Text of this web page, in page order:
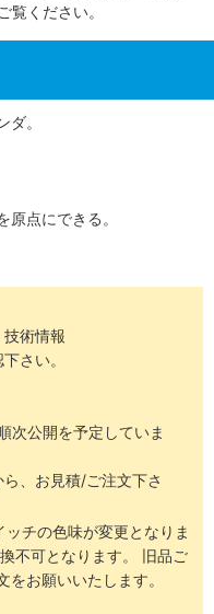
覧ください。
。
原点にできる。
術情報
さい。
次公開を予定していま
ら、お見積/ご注文下さ
チの色味が変更となりま
不可となります。 旧品ご
お願いいたします。